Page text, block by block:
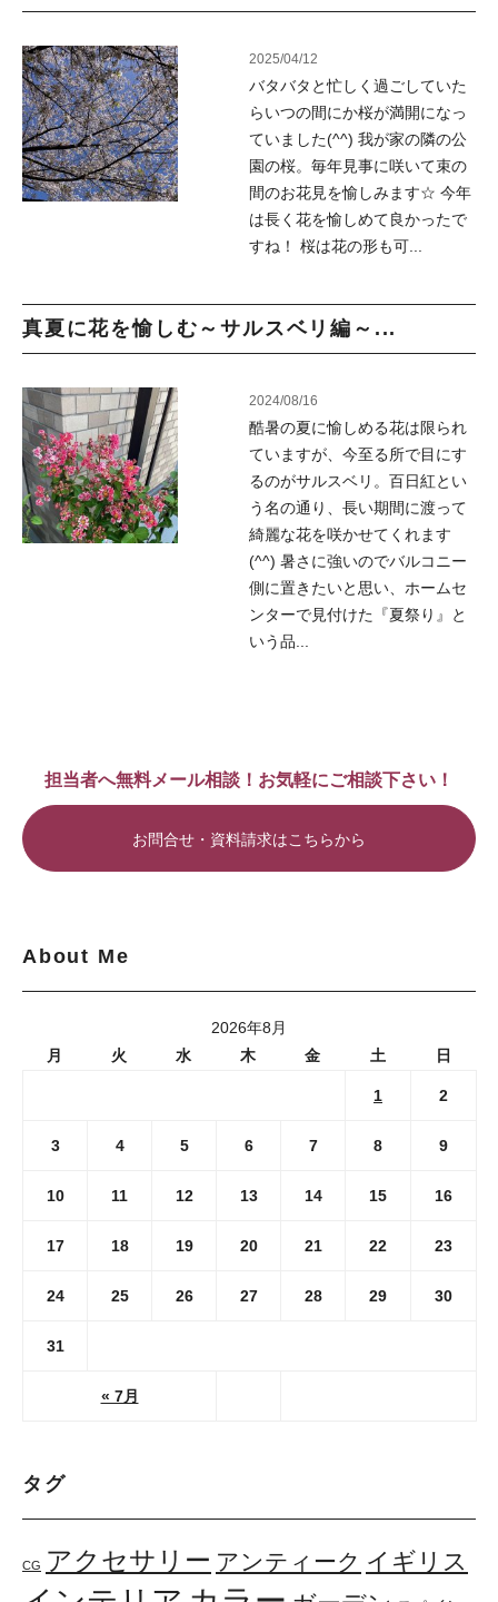
2025/04/12
バタバタと忙しく過ごしていた
らいつの間にか桜が満開になっ
ていました(^^) 我が家の隣の公
園の桜。毎年見事に咲いて束の
間のお花見を愉しみます☆ 今年
は長く花を愉しめて良かったで
すね！ 桜は花の形も可...
真夏に花を愉しむ～サルスベリ編～...
2024/08/16
酷暑の夏に愉しめる花は限られ
ていますが、今至る所で目にす
るのがサルスベリ。百日紅とい
う名の通り、長い期間に渡って
綺麗な花を咲かせてくれます
(^^) 暑さに強いのでバルコニー
側に置きたいと思い、ホームセ
ンターで見付けた『夏祭り』と
いう品...
担当者へ無料メール相談！お気軽にご相談下さい！
お問合せ・資料請求はこちらから
About Me
2026年8月
月
火 水 木 金 土 日
« 7月
1 2
3 4 5 6 7 8 9
10 11 12 13 14 15 16
17 18 19 20 21 22 23
24 25 26 27 28 29 30
31
タグ
CG アクセサリー アンティーク イギリス